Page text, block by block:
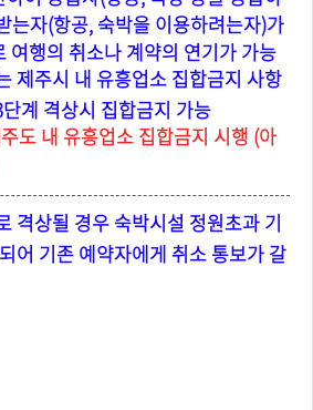
는자(항공, 숙박을 이용하려는자)가
여행의 취소나 계약의 연기가 가능
제주시 내 유흥업소 집합금지 사항
계 격상시 집합금지 가능
도 내 유흥업소 집합금지 시행 (아
격상될 경우 숙박시설 정원초과 기
어 기존 예약자에게 취소 통보가 갈